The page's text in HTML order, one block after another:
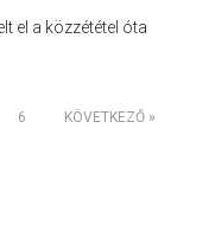
el a közzététel óta
6 KÖVETKEZŐ